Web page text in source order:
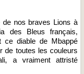
de nos braves Lions à
des Bleus français,
ce diable de Mbappé
de toutes les couleurs
a vraiment attristé